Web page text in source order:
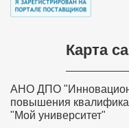
Карта
АНО ДПО
повышения
"Мой университет"